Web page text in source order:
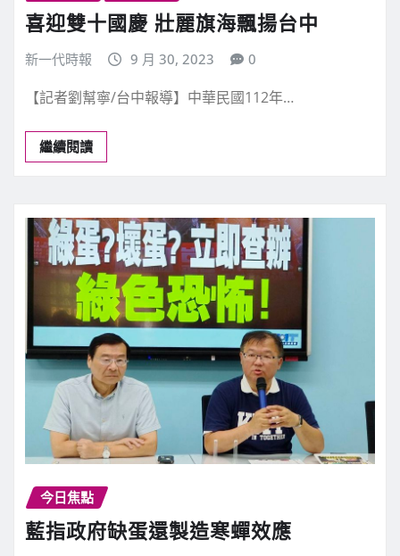
喜迎雙十國慶 壯麗旗海飄揚台中
新一代時報 9 月 30, 2023 0
【記者劉幫寧/台中報導】中華民國112年…
繼續閱讀
今日焦點
藍指政府缺蛋還製造寒蟬效應